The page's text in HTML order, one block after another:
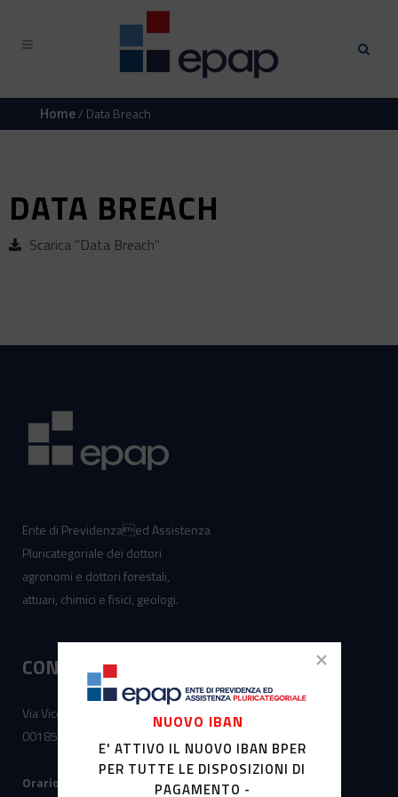
Home/ Data Breach
DATA BREACH
Scarica "Data Breach"
Ente di Previdenzaed Assistenza
Pluricategoriale dei dottori
agronomi e dottori forestali,
attuari, chimici e fisici, geologi.
CONTATTI
Via Vicenza, 7
00185 – Roma
Orario di apertura al pubblico:
NUOVO IBAN
E' ATTIVO IL NUOVO IBAN BPER
PER TUTTE LE DISPOSIZIONI DI
PAGAMENTO -